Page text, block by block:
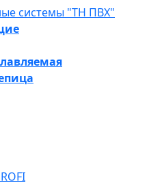
системы "ТН ПВХ"